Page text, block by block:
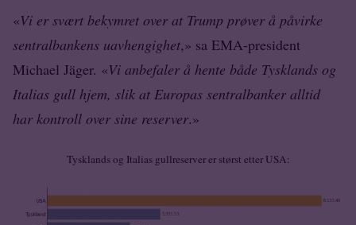
«Vi er svært bekymret over at Trump prøver å påvirke
sentralbankens uavhengighet,» sa EMA-president
Michael Jäger. «Vi anbefaler å hente både Tysklands og
Italias gull hjem, slik at Europas sentralbanker alltid
har kontroll over sine reserver.»
Tysklands og Italias gullreserver er størst etter USA: